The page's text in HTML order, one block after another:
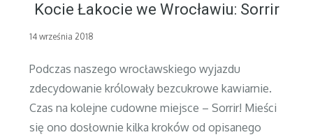
Kocie Łakocie we Wrocławiu: Sorrir
Posted
14 września 2018
Podczas naszego wrocławskiego wyjazdu
zdecydowanie królowały bezcukrowe kawiarnie.
Czas na kolejne cudowne miejsce – Sorrir! Mieści
się ono dosłownie kilka kroków od opisanego